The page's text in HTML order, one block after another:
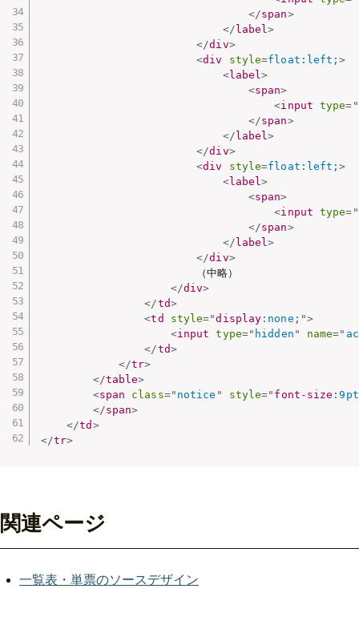
</span>
</ label>
</div>
<div style=float:left;>
<label>
<span>
<input type= "
</span>
</ label>
</div>
<div style=float:left;>
<label>
<span>
<input type= "
</span>
</ label>
</div>
                        （中略）
</div>
</td>
<td style="display : none ; ">
<input type=" hidden " name="
</td>
</tr>
</table>
<span class=" notice " style=" font-size :9pt
</span>
</td >
</tr>
関連ページ
一覧表・単票のソースデザイン